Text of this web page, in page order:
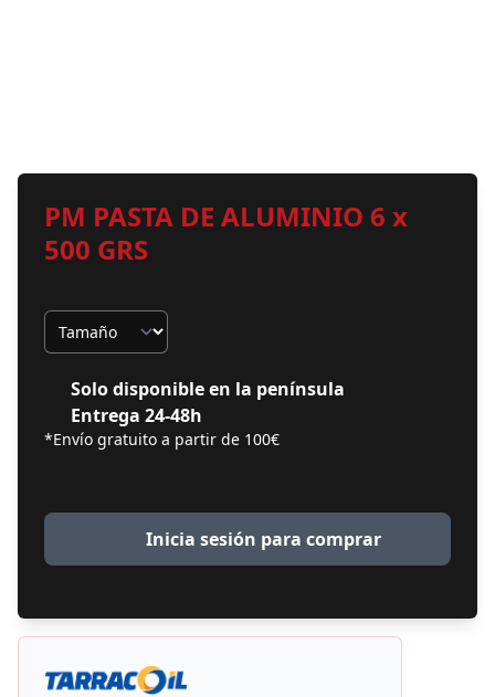
PM PASTA DE ALUMINIO 6 x
500 GRS
Tamaño
Solo disponible en la península
Entrega 24-48h
*Envío gratuito a partir de 100€
Inicia sesión para comprar